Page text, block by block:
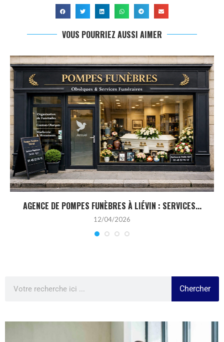
VOUS POURRIEZ AUSSI AIMER
AGENCE DE POMPES FUNÈBRES À LIÉVIN : SERVICES...
12/04/2026
Chercher